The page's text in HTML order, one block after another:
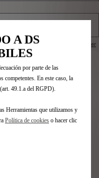
Restablecer
rellena los datos para
A DS
mediante diversas
o los resultados de
para mostrar publicidad
Económico Europeo (EEE)
por parte de las
competentes. En este caso, la
49.1.a del RGPD).
Herramientas que utilizamos y
Política de cookies o hacer clic